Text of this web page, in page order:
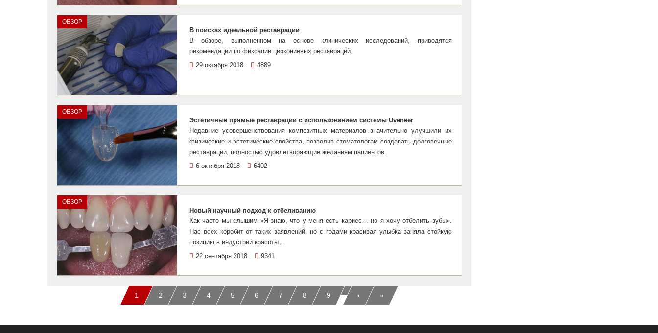
ОБЗОР
В поисках идеальной реставрации
В обзоре, выполненном на основе клинических исследований, приводятся
рекомендации по фиксации циркониевых реставраций.
29 октября 2018
4889
ОБЗОР
Эстетичные прямые реставрации с использованием системы Uveneer
Недавние усовершенствования композитных материалов значительно улучшили их
физические и эстетические свойства, позволив стоматологам создавать долговечные
реставрации, полностью удовлетворяющие желаниям пациентов.
6 октября 2018
6402
ОБЗОР
Новый научный подход к отбеливанию
Как часто мы слышим «Я знаю, что у меня есть кариес… но я хочу отбелить зубы».
Нас всех коробит от таких заявлений, но с годами красивая улыбка заняла стойкую
позицию в индустрии красоты...
22 сентября 2018
9341
1 2 3 4 5 6 7 8 9
…
› »